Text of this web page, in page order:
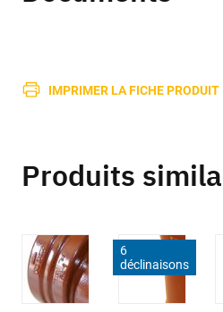
IMPRIMER LA FICHE PRODUIT
Produits
6
déclinaisons